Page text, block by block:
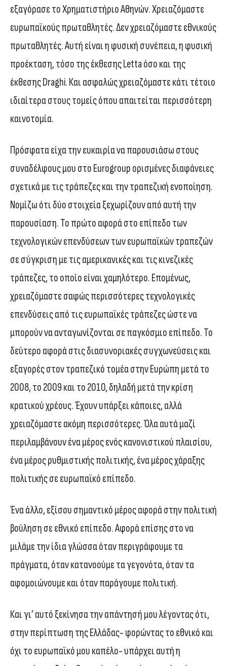
εξαγόρασε το Χρηματιστήριο Αθηνών. Χρειαζόμαστε
ευρωπαϊκούς πρωταθλητές. Δεν χρειαζόμαστε εθνικούς
πρωταθλητές. Αυτή είναι η φυσική συνέπεια, η φυσική
προέκταση, τόσο της έκθεσης Letta όσο και της
έκθεσης Draghi. Και ασφαλώς χρειαζόμαστε κάτι τέτοιο
ιδιαίτερα στους τομείς όπου απαιτείται περισσότερη
καινοτομία.
Πρόσφατα είχα την ευκαιρία να παρουσιάσω στους
συναδέλφους μου στο Eurogroup ορισμένες διαφάνειες
σχετικά με τις τράπεζες και την τραπεζική ενοποίηση.
Νομίζω ότι δύο στοιχεία ξεχωρίζουν από αυτή την
παρουσίαση. Το πρώτο αφορά στο επίπεδο των
τεχνολογικών επενδύσεων των ευρωπαϊκών τραπεζών
σε σύγκριση με τις αμερικανικές και τις κινεζικές
τράπεζες, το οποίο είναι χαμηλότερο. Επομένως,
χρειαζόμαστε σαφώς περισσότερες τεχνολογικές
επενδύσεις από τις ευρωπαϊκές τράπεζες ώστε να
μπορούν να ανταγωνίζονται σε παγκόσμιο επίπεδο. Το
δεύτερο αφορά στις διασυνοριακές συγχωνεύσεις και
εξαγορές στον τραπεζικό τομέα στην Ευρώπη μετά το
2008, το 2009 και το 2010, δηλαδή μετά την κρίση
κρατικού χρέους. Έχουν υπάρξει κάποιες, αλλά
χρειαζόμαστε ακόμη περισσότερες. Όλα αυτά μαζί
περιλαμβάνουν ένα μέρος ενός κανονιστικού πλαισίου,
ένα μέρος ρυθμιστικής πολιτικής, ένα μέρος χάραξης
πολιτικής σε ευρωπαϊκό επίπεδο.
Ένα άλλο, εξίσου σημαντικό μέρος αφορά στην πολιτική
βούληση σε εθνικό επίπεδο. Αφορά επίσης στο να
μιλάμε την ίδια γλώσσα όταν περιγράφουμε τα
πράγματα, όταν κατανοούμε τα γεγονότα, όταν τα
αφομοιώνουμε και όταν παράγουμε πολιτική.
Και γι’ αυτό ξεκίνησα την απάντησή μου λέγοντας ότι,
στην περίπτωση της Ελλάδας- φορώντας το εθνικό και
όχι το ευρωπαϊκό μου καπέλο- υπάρχει αυτή η